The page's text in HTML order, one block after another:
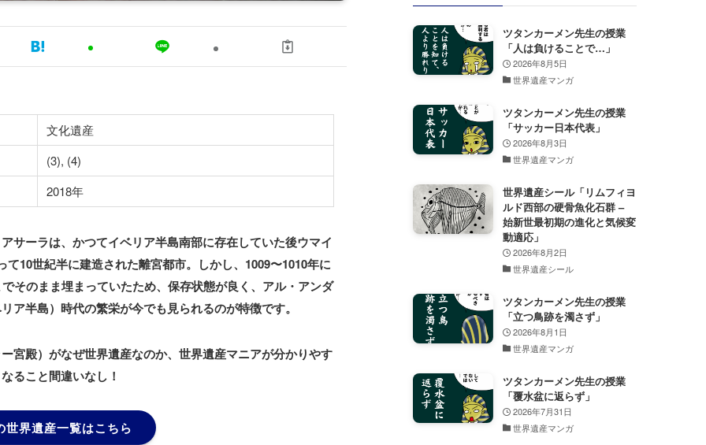
文化遺産
(3), (4)
2018年
サーラは、かつてイベリア半島南部に存在していた後ウマイ
10世紀半に建造された離宮都市。しかし、1009〜1010年に
そのまま埋まっていたため、保存状態が良く、アル・アンダ
ア半島）時代の繁栄が今でも見られるのが特徴です。
宮殿）がなぜ世界遺産なのか、世界遺産マニアが分かりやす
ること間違いなし！
世界遺産一覧はこちら
ツタンカーメン先生の授業
「人は負けることで…」
2026年8月5日
世界遺産マンガ
ツタンカーメン先生の授業
「サッカー日本代表」
2026年8月3日
世界遺産マンガ
世界遺産シール「リムフィヨ
ルド西部の硬骨魚化石群 –
始新世最初期の進化と気候変
動適応」
2026年8月2日
世界遺産シール
ツタンカーメン先生の授業
「立つ鳥跡を濁さず」
2026年8月1日
世界遺産マンガ
ツタンカーメン先生の授業
「覆水盆に返らず」
2026年7月31日
世界遺産マンガ